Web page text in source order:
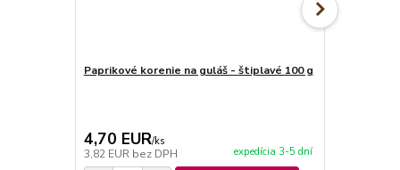
Paprikové korenie na guláš - štiplavé 100 g
4,70 EUR/ks
3,82 EUR bez DPH expedícia 3-5 dní